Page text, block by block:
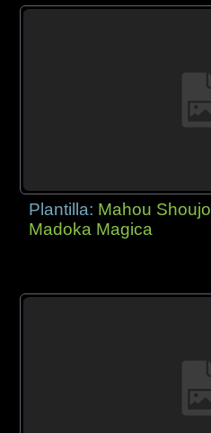
Plantilla: Mahou Shoujo
Madoka Magica